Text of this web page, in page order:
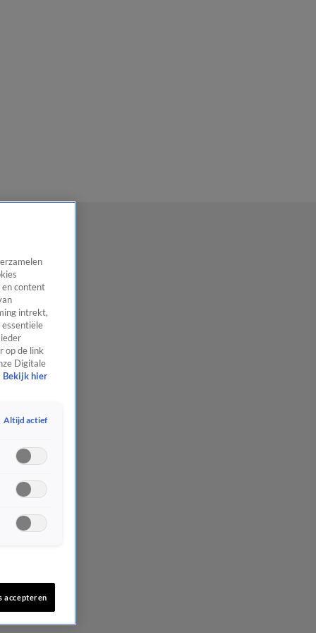
en content
intrekt,
op de link
Digitale
Bekijk hier
Altijd actief
accepteren